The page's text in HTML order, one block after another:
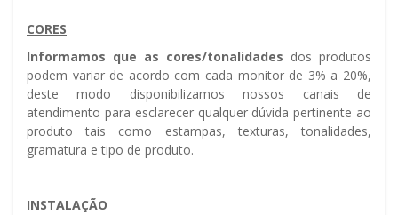
CORES
Informamos que as cores/tonalidades dos produtos
podem variar de acordo com cada monitor de 3% a 20%,
deste modo disponibilizamos nossos canais de
atendimento para esclarecer qualquer dúvida pertinente ao
produto tais como estampas, texturas, tonalidades,
gramatura e tipo de produto.
INSTALAÇÃO